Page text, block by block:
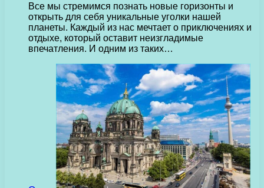
Все мы стремимся познать новые горизонты и
открыть для себя уникальные уголки нашей
планеты. Каждый из нас мечтает о приключениях и
отдыхе, который оставит неизгладимые
впечатления. И одним из таких…